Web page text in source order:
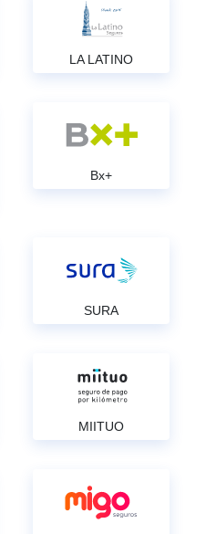
LA LATINO
Bx+
SURA
MIITUO